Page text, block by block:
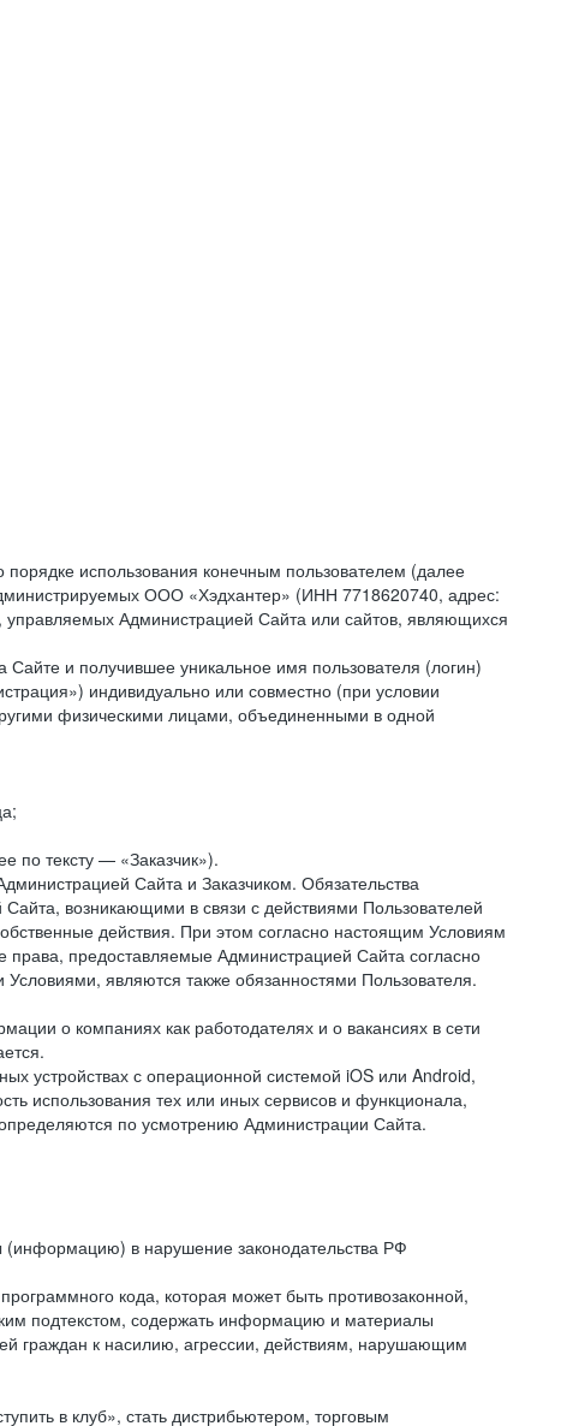
использования конечным пользователем (далее
ООО «Хэдхантер» (ИНН 7718620740, адрес:
управляемых Администрацией Сайта или сайтов, являющихся
и получившее уникальное имя пользователя (логин)
индивидуально или совместно (при условии
физическими лицами, объединенными в одной
по тексту — «Заказчик»).
Сайта и Заказчиком. Обязательства
возникающими в связи с действиями Пользователей
действия. При этом согласно настоящим Условиям
предоставляемые Администрацией Сайта согласно
являются также обязанностями Пользователя.
о компаниях как работодателях и о вакансиях в сети
с операционной системой iOS или Android,
использования тех или иных сервисов и функционала,
по усмотрению Администрации Сайта.
(информацию) в нарушение законодательства РФ
кода, которая может быть противозаконной,
подтекстом, содержать информацию и материалы
граждан к насилию, агрессии, действиям, нарушающим
в клуб», стать дистрибьютером, торговым